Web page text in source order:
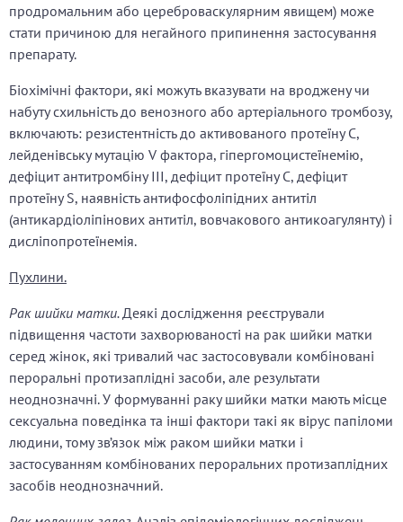
продромальним або цереброваскулярним явищем) може
стати причиною для негайного припинення застосування
препарату.
Біохімічні фактори, які можуть вказувати на вроджену чи
набуту схильність до венозного або артеріального тромбозу,
включають: резистентність до активованого протеїну С,
лейденівську мутацію V фактора, гіпергомоцистеїнемію,
дефіцит антитромбіну III, дефіцит протеїну С, дефіцит
протеїну S, наявність антифосфоліпідних антитіл
(антикардіоліпінових антитіл, вовчакового антикоагулянту) і
дисліпопротеїнемія.
Пухлини.
Рак шийки матки.Деякі дослідження реєстрували
підвищення частоти захворюваності на рак шийки матки
серед жінок, які тривалий час застосовували комбіновані
пероральні протизаплідні засоби, але результати
неоднозначні. У формуванні раку шийки матки мають місце
сексуальна поведінка та інші фактори такі як вірус папіломи
людини, тому зв’язок між раком шийки матки і
застосуванням комбінованих пероральних протизаплідних
засобів неоднозначний.